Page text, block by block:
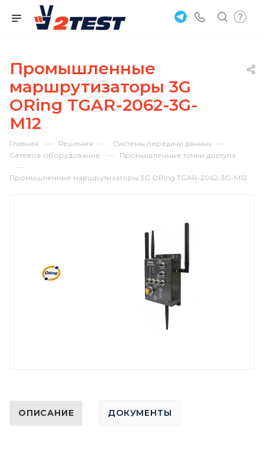
Промышленные
маршрутизаторы 3G
ORing TGAR-2062-3G-
M12
Главная — Решения — Системы передачи данных —
Сетевое оборудование — Промышленные точки доступа
—
Промышленные маршрутизаторы 3G ORing TGAR-2062-3G-M12
ОПИСАНИЕ ДОКУМЕНТЫ